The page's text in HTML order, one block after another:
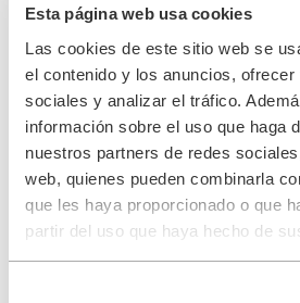
Esta página web usa cookies
Las cookies de este sitio web se
el contenido y los anuncios, ofrecer
sociales y analizar el tráfico.
información sobre el uso que haga
nuestros partners de redes
web, quienes pueden combinarla
que les haya proporcionado o que
partir del uso que haya hecho de
Compañía
Responsabilidad corporativa
Gestión
Gestión en prevención
Cumplimiento
Investigación & Desarrollo
Control de calidad
Referencia
Historia
Contacto